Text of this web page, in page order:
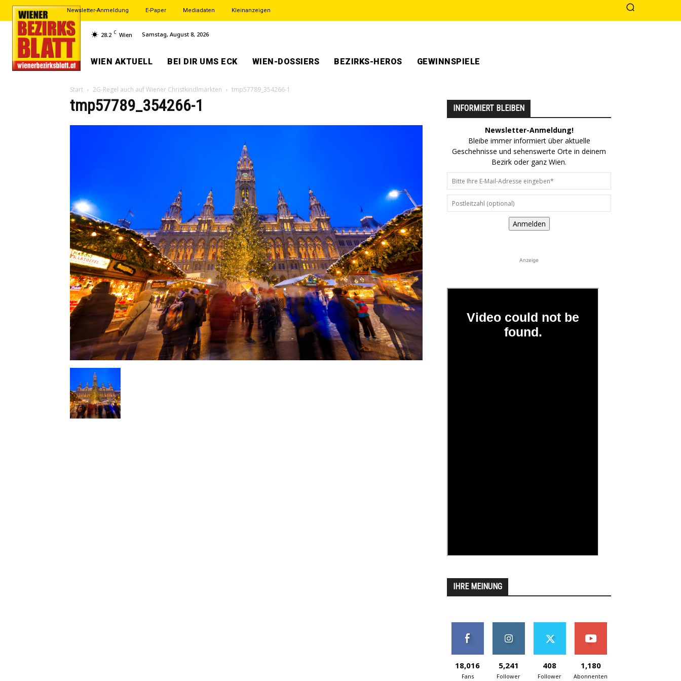
Newsletter-Anmeldung E-Paper Mediadaten Kleinanzeigen
28.2 C Wien Samstag, August 8, 2026
WIEN AKTUELL BEI DIR UMS ECK WIEN-DOSSIERS BEZIRKS-HEROS GEWINNSPIELE
Start 2G-Regel auch auf Wiener Christkindlmärkten tmp57789_354266-1
tmp57789_354266-1 INFORMIERT BLEIBEN
Newsletter-Anmeldung!
Bleibe immer informiert über aktuelle
Geschehnisse und sehenswerte Orte in deinem
Bezirk oder ganz Wien.
Anmelden
Anzeige
IHRE MEINUNG
18,016
Fans
5,241
Follower
408
Follower
1,180
Abonnenten